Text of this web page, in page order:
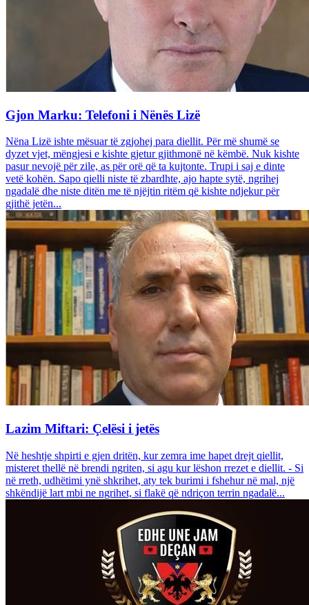
Gjon Marku: Telefoni i Nënës Lizë
Nëna Lizë ishte mësuar të zgjohej para diellit. Për më shumë se
dyzet vjet, mëngjesi e kishte gjetur gjithmonë në këmbë. Nuk kishte
pasur nevojë për zile, as për orë që ta kujtonte. Trupi i saj e dinte
vetë kohën. Sapo qielli niste të zbardhte, ajo hapte sytë, ngrihej
ngadalë dhe niste ditën me të njëjtin ritëm që kishte ndjekur për
gjithë jetën...
Lazim Miftari: Çelësi i jetës
Në heshtje shpirti e gjen dritën, kur zemra ime hapet drejt qiellit,
misteret thellë në brendi ngriten, si agu kur lëshon rrezet e diellit. - Si
në rreth, udhëtimi ynë shkrihet, aty tek burimi i fshehur në mal, një
shkëndijë lart mbi ne ngrihet, si flakë që ndriçon terrin ngadalë...